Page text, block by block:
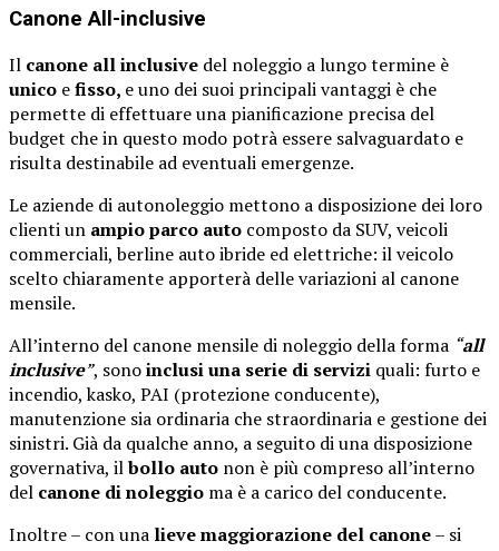
Canone All-inclusive
Il canone all inclusive del noleggio a lungo termine è
unico efisso, e uno dei suoi principali vantaggi è che
permette di effettuare una pianificazione precisa del
budget che in questo modo potrà essere salvaguardato e
risulta destinabile ad eventuali emergenze.
Le aziende di autonoleggio mettono a disposizione dei loro
clienti un ampio parco auto composto da SUV, veicoli
commerciali, berline auto ibride ed elettriche: il veicolo
scelto chiaramente apporterà delle variazioni al canone
mensile.
All’interno del canone mensile di noleggio della forma “all
inclusive”, sonoinclusi una serie di servizi quali: furto e
incendio, kasko, PAI (protezione conducente),
manutenzione sia ordinaria che straordinaria e gestione dei
sinistri. Già da qualche anno, a seguito di una disposizione
governativa, ilbollo auto non è più compreso all’interno
del canone di noleggio ma è a carico del conducente.
Inoltre – con una lieve maggiorazione del canone– si